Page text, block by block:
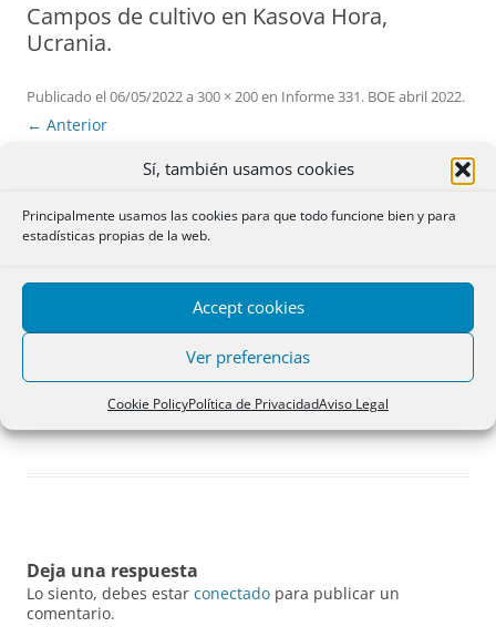
Sí, también usamos cookies
Principalmente usamos las cookies para que todo funcione bien y para
estadísticas propias de la web.
Accept cookies
Ver preferencias
Cookie PolicyPolítica de PrivacidadAviso Legal
Campos de cultivo en Kasova Hora,
Ucrania.
Publicado el06/05/2022a 300 × 200en Informe 331. BOE abril 2022.
← Anterior
Campos de cultivo en Kasova Hora, Ucrania.
Deja una respuesta
Lo siento, debes estar conectado para publicar un
comentario.